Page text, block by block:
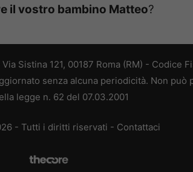
il vostro bambino Matteo?
Sistina 121, 00187 Roma (RM) - Codice
senza alcuna periodicità. Non
legge n. 62 del 07.03.2001
- Tutti i diritti riservati - Contattaci